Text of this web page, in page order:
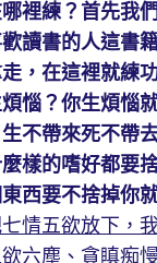
裡練？首先我
讀書的人這書
，在這裡就練
惱？你生煩惱
不帶來死不帶
樣的嗜好都要
西要不捨掉你
情五欲放下，
六塵、貪瞋痴